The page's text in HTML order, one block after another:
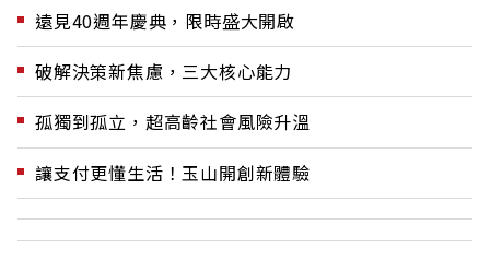
遠見40週年慶典，限時盛大開啟
破解決策新焦慮，三大核心能力
孤獨到孤立，超高齡社會風險升溫
讓支付更懂生活！玉山開創新體驗